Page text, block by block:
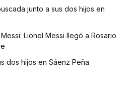
junto a sus dos hijos en
Lionel Messi llegó a Rosario
dos hijos en Sáenz Peña